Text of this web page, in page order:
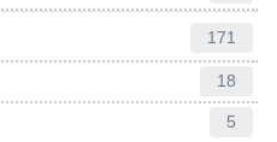
171
18
5